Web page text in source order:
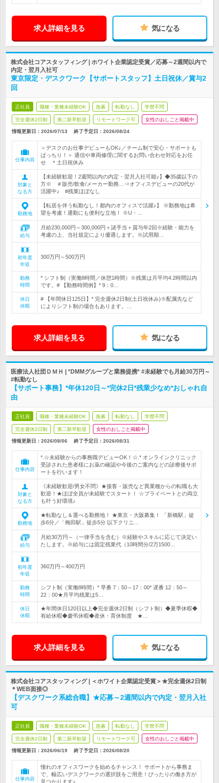
求人詳細を見る 気になる
株式会社コアスタッフィング | ホワイト企業認定受賞／応募～2週間以内で
内定・翌月入社可
東京限定・デスクワーク【サポートスタッフ】土日祝休／賞与2
回
正社員 職種・業種未経験OK 急募 転勤なし 学歴不問
完全週休2日制 第二新卒歓迎 リモートワーク可 女性のおしごと掲載中
情報更新日：2026/07/13 終了予定日： 2026/08/24
仕事内容
＜デスクのお仕事デビューもOK♪／チーム制で安心・サポートも
ばっちり！＞ 通信や車両修理に関するお問い合わせ対応をお任
せ ＊土日祝休み
対象と
なる方
【未経験歓迎！2週間以内の内定・翌月入社可能♪】◆35歳以下の
方※ ＃販売/飲食/メーカー勤務…⇒オフィスデビューの20代が
活躍中♪ #残業ほぼなし
勤務地
【転居を伴う転勤なし！都内のオフィスで活躍♪】 ※勤務地は希
望を考慮！通勤にも便利な立地！ ※U・…
給与
月給230,000円～300,000円＋諸手当＋賞与年2回※経験・能力を
考慮の上、当社規定により優遇します。※試用期…
初年度
年収
300万円～500万円
勤務
時間
* シフト制（実働8時間／休憩1時間）※残業は月平均4.2時間以内
です。# 【勤務時間例】* 9：0…
休日
休暇
# 【年間休日125日】* 完全週休2日制(土日祝休み)※配属先など
によりシフト制の場合もあります。…
求人詳細を見る 気になる
医療法人社団ＤＭＨ | *DMMグループと業務提携* #未経験でも月給30万円～
#転勤なし
【サポート事務】*年休120日～*完休2日*残業少なめ*おしゃれ自
由
正社員 職種・業種未経験OK 急募 転勤なし 学歴不問
完全週休2日制 第二新卒歓迎 女性のおしごと掲載中
情報更新日：2026/08/06 終了予定日： 2026/08/31
仕事内容
*.☆未経験からの事務職デビューOK！☆.* オンラインクリニック
受診された患者様にお薬の確認や今後のご案内などの診療後サポ
ートを行います！
対象と
なる方
《未経験歓迎/男女不問》★接客・販売など異業種からの転職も大
歓迎！★ほぼ全員が未経験でスタート！ ☆プライベートとの両立
も叶う好環境♪
勤務地
★転勤なし＆選べる勤務地！ ★東京・大阪募集！ 「新橋駅」徒
歩6分／「梅田駅」徒歩5分 以下クリニ…
給与
月給30万円～（一律手当を含む）※経験やスキルに応じて決定い
たします。※給与には固定残業代（10時間分/2万1500…
初年度
年収
360万円～400万円
勤務
時間
シフト制（実働8時間）* 早番 7：50～17：00* 遅番 12：50～
22：00★月平均残業は5…
休日
休暇
★年間休日120日以上◆完全週休2日制（シフト制）◆夏季休暇◆
有給休暇◆慶弔休暇◆産休・育休制度 ★…
求人詳細を見る 気になる
株式会社コアスタッフィング | ＜ホワイト企業認定受賞＞★完全週休2日制
＊WEB面接◎
【デスクワーク系総合職】★応募～2週間以内で内定・翌月入社
可
正社員 職種・業種未経験OK 急募 転勤なし 学歴不問
完全週休2日制 第二新卒歓迎 リモートワーク可 女性のおしごと掲載中
情報更新日：2026/06/19 終了予定日： 2026/08/20
仕事内容
憧れのオフィスワークを始めるチャンス！ サポートから事務ま
で、幅広いデスクワークの選択肢をご用意！ぴったりの働き方が
見つかります♪